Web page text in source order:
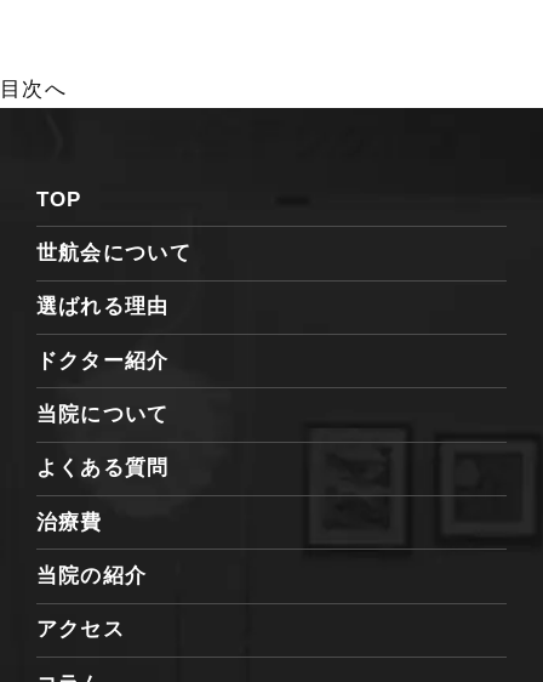
目次へ
TOP
世航会について
選ばれる理由
ドクター紹介
当院について
よくある質問
治療費
当院の紹介
アクセス